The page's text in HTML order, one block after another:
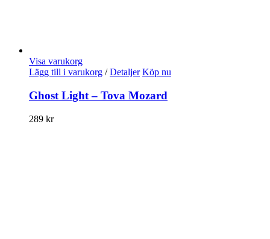
Visa varukorg
Lägg till i varukorg / Detaljer Köp nu
Ghost Light – Tova Mozard
289 kr